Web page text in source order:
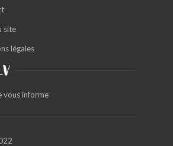
site
légales
vous informe